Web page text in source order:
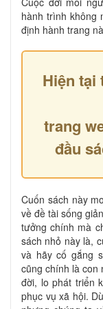
hành trình không
định hành trang
Hiện tại
trang
đầu
Cuốn sách này
về đề tài sống
tưởng chính mà
sách nhỏ này là,
và hãy cố gắng
cũng chính là con
đời, lo phát triển
phục vụ xã hội.